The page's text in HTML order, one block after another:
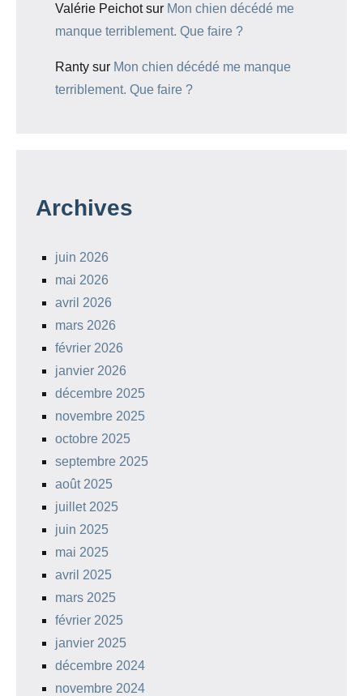
Valérie Peichotsur Mon chien décédé me
manque terriblement. Que faire ?
Ranty sur Mon chien décédé me manque
terriblement. Que faire ?
Archives
juin 2026
mai 2026
avril 2026
mars 2026
février 2026
janvier 2026
décembre 2025
novembre 2025
octobre 2025
septembre 2025
août 2025
juillet 2025
juin 2025
mai 2025
avril 2025
mars 2025
février 2025
janvier 2025
décembre 2024
novembre 2024